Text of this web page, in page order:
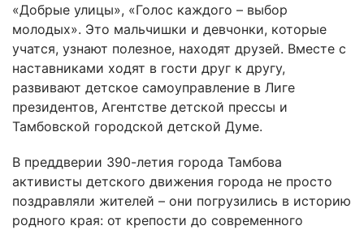
«Добрые улицы», «Голос каждого – выбор
молодых». Это мальчишки и девчонки, которые
учатся, узнают полезное, находят друзей. Вместе с
наставниками ходят в гости друг к другу,
развивают детское самоуправление в Лиге
президентов, Агентстве детской прессы и
Тамбовской городской детской Думе.
В преддверии 390-летия города Тамбова
активисты детского движения города не просто
поздравляли жителей – они погрузились в историю
родного края: от крепости до современного